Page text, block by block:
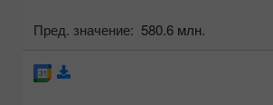
Пред. значение: 580.6 млн.